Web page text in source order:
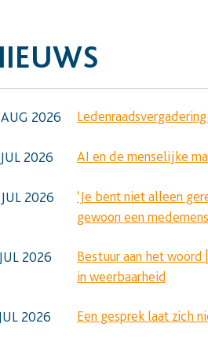
2026
2026 AI en de menselijke
2026
‘Je bent niet alleen
gewoon een
2026
Bestuur aan het
in weerbaarheid
2026 Een gesprek laat zich